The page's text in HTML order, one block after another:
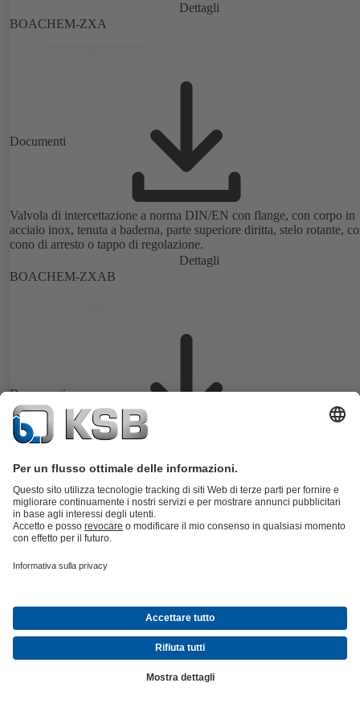
Dettagli
BOACHEM-ZXA
Documenti
Valvola di intercettazione a norma DIN/EN con flange, con corpo in
acciaio inox, tenuta a baderna, parte superiore diritta, stelo rotante,
cono di arresto o tappo di regolazione.
Dettagli
BOACHEM-ZXAB
Documenti
Valvola di intercettazione a norma DIN/EN con flange, con
in acciaio inox, soffietto, parte superiore diritta, cono di arresto
o tappo di regolazione.
BOAVENT-AVF